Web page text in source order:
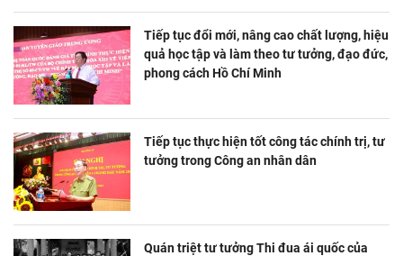
Tiếp tục đổi mới, nâng cao chất lượng, hiệu
quả học tập và làm theo tư tưởng, đạo đức,
phong cách Hồ Chí Minh
Tiếp tục thực hiện tốt công tác chính trị, tư
tưởng trong Công an nhân dân
Quán triệt tư tưởng Thi đua ái quốc của